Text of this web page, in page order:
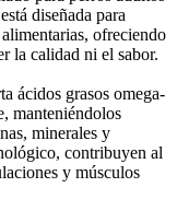
diseñada para
ofreciendo
la calidad ni el sabor.
ácidos grasos omega-
manteniéndolos
minerales y
contribuyen al
y músculos